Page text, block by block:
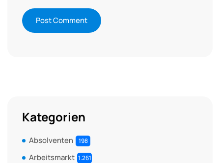
Kategorien
Absolventen 198
Arbeitsmarkt 1.261